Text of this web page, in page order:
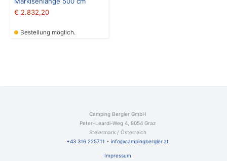
€ 2.832,20
Bestellung möglich.
Camping Bergler GmbH
Peter-Leardi-Weg 4, 8054 Graz
Steiermark / Österreich​
+43 316 225711 ​ • info@campingbergler.at​
Impressum